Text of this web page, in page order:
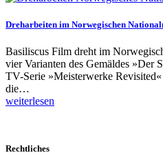
Dreharbeiten im Norwegischen
Basiliscus Film dreht im
vier Varianten des Gemäldes »Der
TV-Serie »Meisterwerke
die…
weiterlesen
Rechtliches